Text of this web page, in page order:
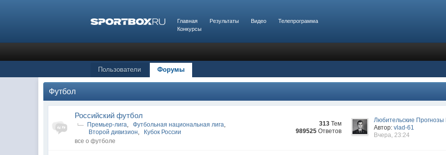
Главная Результаты Видео
Телепрограмма
Конкурсы
Пользователи Форумы
Футбол
Российский футбол
Премьер-лига, Футбольная национальная лига,
Второй дивизион,
Кубок России
все о футболе
313 Тем
989525 Ответов
Любительские Прогнозы
Автор:vlad-61
Вчера, 23:24